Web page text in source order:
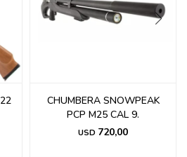
CHUMBERA SNOWPEAK
PCP M25 CAL 9.
USD 720,00